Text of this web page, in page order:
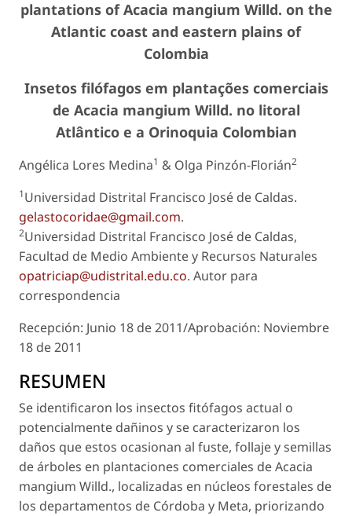
plantations ofAcacia mangium Willd. on the
Atlantic coast and eastern plains of
Colombia
Insetos filófagos em plantações comerciais
de Acacia mangium Willd. no litoral
Atlântico e a Orinoquia Colombian
Angélica Lores Medina1 & Olga Pinzón-Florián2
1Universidad Distrital Francisco José de Caldas.
gelastocoridae@gmail.com.
2Universidad Distrital Francisco José de Caldas,
Facultad de Medio Ambiente y Recursos Naturales
opatriciap@udistrital.edu.co. Autor para
correspondencia
Recepción: Junio 18 de 2011/Aprobación: Noviembre
18 de 2011
RESUMEN
Se identificaron los insectos fitófagos actual o
potencialmente dañinos y se caracterizaron los
daños que estos ocasionan al fuste, follaje y semillas
de árboles en plantaciones comerciales deAcacia
mangium Willd., localizadas en núcleos forestales de
los departamentos de Córdoba y Meta, priorizando